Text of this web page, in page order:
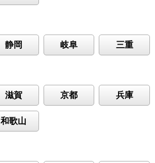
静岡 岐阜 三重
滋賀 京都 兵庫
和歌山